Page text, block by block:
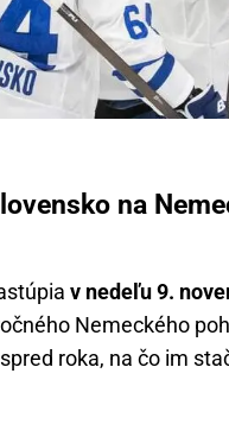
na
v nedeľu 9.
Nemeckého
roka, na čo im